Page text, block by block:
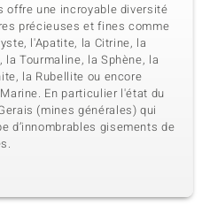
offre une incroyable diversité
précieuses et fines comme
l'Apatite, la Citrine, la
la Tourmaline, la Sphène, la
la Rubellite ou encore
En particulier l'état du
(mines générales) qui
d’innombrables gisements de